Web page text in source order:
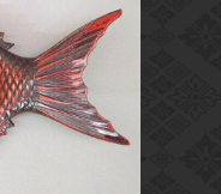
料・関連記事等
、美術館の皆さまへ
よりご挨拶
みどころ